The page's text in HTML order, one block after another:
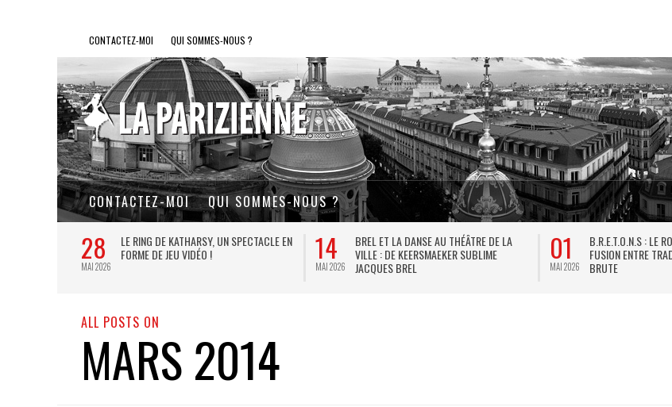
CONTACTEZ-MOI QUI SOMMES-NOUS ?
CONTACTEZ-MOI QUI SOMMES-NOUS ?
28
MAI 2026
LE RING DE KATHARSY, UN SPECTACLE EN
FORME DE JEU VIDÉO !
14
MAI 2026
BREL ET LA DANSE AU THÉÂTRE DE LA
VILLE : DE KEERSMAEKER SUBLIME
JACQUES BREL
01
MAI 2026
B.R.E.T.O.N.S : LE
FUSION ENTRE
BRUTE
ALL POSTS ON
MARS 2014